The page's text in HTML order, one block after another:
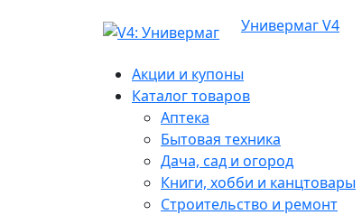
Универмаг V4
Акции и купоны
Каталог товаров
Аптека
Бытовая техника
Дача, сад и огород
Книги, хобби и канцтовары
Строительство и ремонт